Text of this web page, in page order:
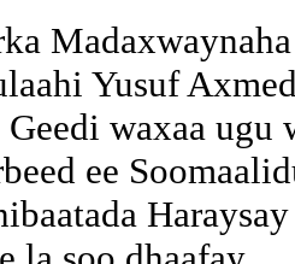
Yusuf
Geedi waxaa ugu
ee